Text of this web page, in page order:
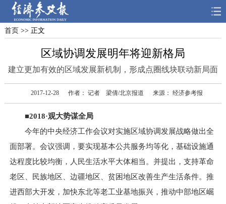
首页 深度 思想
首页 >> 正文
区域协调发展明年将迎新格局
建立更加有效的区域发展新机制，形成点圈线块联动新局面
2017-12-28 作者： 记者 梁倩/北京报道 来源： 经济参考报
■2018·观大势谋全局
今年的中央经济工作会议对实施区域协调发展战略做出全
面部署。会议强调，要实现基本公共服务均等化，基础设施通
达程度比较均衡，人民生活水平大体相当。并提出，支持革命
老区、民族地区、边疆地区、贫困地区改善生产生活条件。推
进西部大开发，加快东北等老工业基地振兴，推动中部地区崛